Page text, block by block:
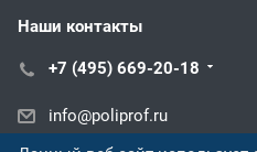
Наши контакты
+7 (495) 669-20-18
info@poliprof.ru